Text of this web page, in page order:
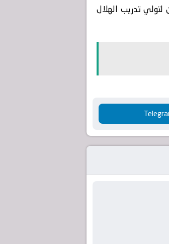
تدريب الهلال